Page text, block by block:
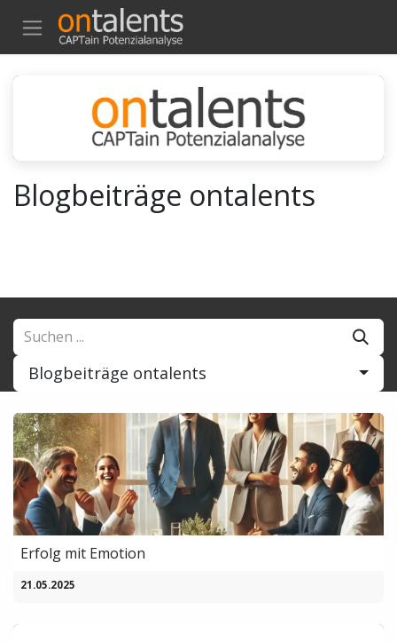
ZUM INHALT SPRINGEN
Blogbeiträge ontalents
Blogbeiträge ontalents
Erfolg mit Emotion
21.05.2025